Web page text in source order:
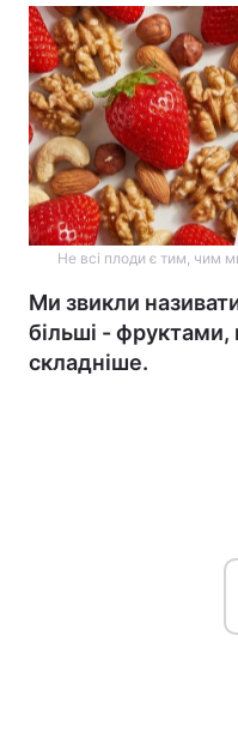
Не всі плоди є тим, чим
Ми звикли
більші - фруктами,
складніше.